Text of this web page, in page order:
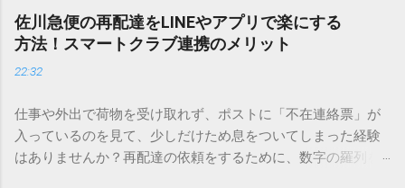
し、似た漢字が多すぎて結局見つからないことも少なくあり
ません。 そこで今回は、IMEパッドを使わずに、特定のコー
ドを打ち込むだけで一瞬で旧字や外字、特殊記号を呼び出す
「文字コード入力」のテクニックを詳しく解説します。 この
必要はありません。 1. なぜ「変換」しても旧字・外字が出て
こないのか？ そもそも、なぜ普通の変換で出てこない漢字が
あるのでしょうか。その理由は、パソコンが文字を認識する
佐川急便の再配達をLINEやアプリで楽にする
方法！スマートクラブ連携のメリット
22:32
仕事や外出で荷物を受け取れず、ポストに「不在連絡票」が
入っているのを見て、少しだけため息をついてしまった経験
はありませんか？再配達の依頼をするために、数字の羅列を